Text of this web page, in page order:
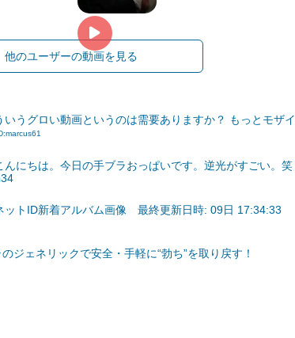
他のユーザーの動画を見る
いうグロい動画というのは需要ありますか？ もっとモザイ
んにちは。今日の手ブラおっぱいです。逆光がすごい。笑
ットID新着アルバム画像 最終更新日時: 09日 17:34:33